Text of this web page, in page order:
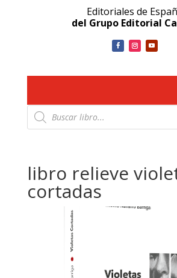
Editoriales de
del Grupo Editorial
Búsqueda
de
productos
libro relieve
cortadas